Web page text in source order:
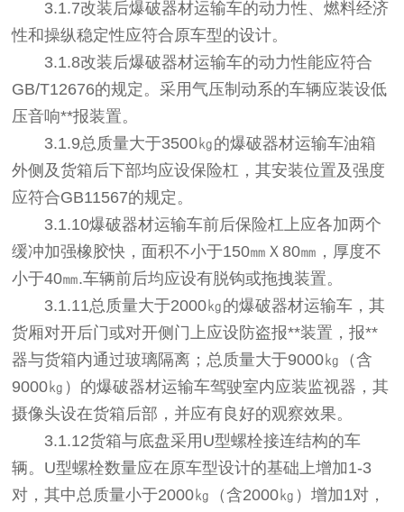
3.1.7改装后爆破器材运输车的动力性、燃料经济
性和操纵稳定性应符合原车型的设计。
3.1.8改装后爆破器材运输车的动力性能应符合
GB/T12676的规定。采用气压制动系的车辆应装设低
压音响**报装置。
3.1.9总质量大于3500㎏的爆破器材运输车油箱
外侧及货箱后下部均应设保险杠，其安装位置及强度
应符合GB11567的规定。
3.1.10爆破器材运输车前后保险杠上应各加两个
缓冲加强橡胶快，面积不小于150㎜Ｘ80㎜，厚度不
小于40㎜.车辆前后均应设有脱钩或拖拽装置。
3.1.11总质量大于2000㎏的爆破器材运输车，其
货厢对开后门或对开侧门上应设防盗报**装置，报**
器与货箱内通过玻璃隔离；总质量大于9000㎏（含
9000㎏）的爆破器材运输车驾驶室内应装监视器，其
摄像头设在货箱后部，并应有良好的观察效果。
3.1.12货箱与底盘采用U型螺栓接连结构的车
辆。U型螺栓数量应在原车型设计的基础上增加1-3
对，其中总质量小于2000㎏（含2000㎏）增加1对，